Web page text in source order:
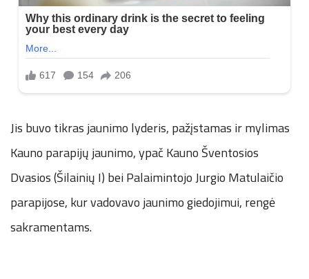
Jis buvo tikras jaunimo lyderis, pažįstamas ir mylimas
Kauno parapijų jaunimo, ypač Kauno Šventosios
Dvasios (Šilainių I) bei Palaimintojo Jurgio Matulaičio
parapijose, kur vadovavo jaunimo giedojimui, rengė
sakramentams.